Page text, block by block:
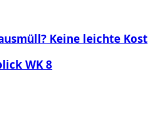
Keine leichte Kost
WK 8